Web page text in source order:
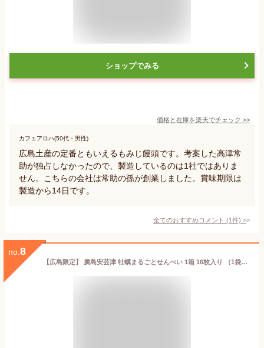
ショップでみる
価格と在庫を楽天でチェック >>
カフェアロハ(50代・男性)
広島土産の定番ともいえるもみじ饅頭です。考案した高津常
助が独占しなかったので、製造しているのは1社ではありま
せん。こちらの会社は常助の孫が創業しました。賞味期限は
製造から14日です。
全てのおすすめコメント (1件) >
no. 8
【広島限定】 廣島安芸津 牡蠣まるごとせんべい 1箱 16枚入り （1袋2枚入り×8袋）